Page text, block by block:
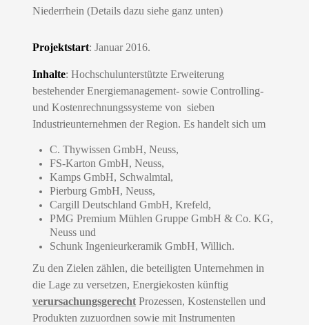
Niederrhein (Details dazu siehe ganz unten)
Projektstart: Januar 2016.
Inhalte: Hochschulunterstützte Erweiterung
bestehender Energiemanagement- sowie Controlling-
und Kostenrechnungssysteme von sieben
Industrieunternehmen der Region. Es handelt sich um
C. Thywissen GmbH, Neuss,
FS-Karton GmbH, Neuss,
Kamps GmbH, Schwalmtal,
Pierburg GmbH, Neuss,
Cargill Deutschland GmbH, Krefeld,
PMG Premium Mühlen Gruppe GmbH & Co. KG,
Neuss und
Schunk Ingenieurkeramik GmbH, Willich.
Zu den Zielen zählen, die beteiligten Unternehmen in
die Lage zu versetzen, Energiekosten künftig
verursachungsgerechtProzessen, Kostenstellen und
Produkten zuzuordnen sowie mit Instrumenten